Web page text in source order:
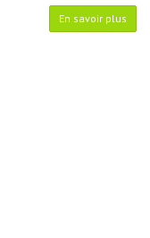
En savoir plus